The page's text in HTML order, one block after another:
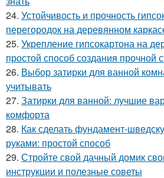
24. Устойчивость и прочность
перегородок на деревянном
25. Укрепление гипсокартона на
простой способ создания прочной
26. Выбор затирки для ванной
учитывать
27. Затирки для ванной: лучшие
комфорта
28. Как сделать фундамент-
руками: простой способ
29. Стройте свой дачный домик
инструкции и полезные советы